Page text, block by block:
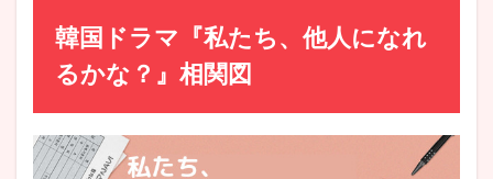
韓国ドラマ『私たち、他人になれ
るかな？』相関図